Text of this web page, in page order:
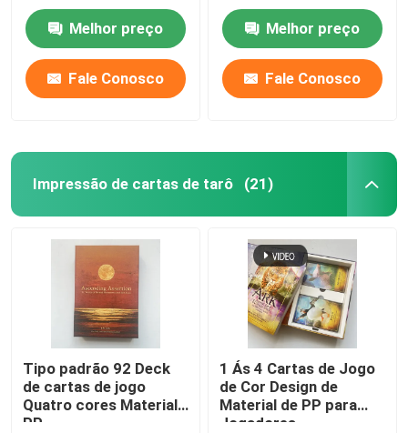
Melhor preço
Fale Conosco
Melhor preço
Fale Conosco
Impressão de cartas de tarô (21)
Tipo padrão 92 Deck
de cartas de jogo
Quatro cores Material
PP
1 Ás 4 Cartas de Jogo
de Cor Design de
Material de PP para
Jogadores